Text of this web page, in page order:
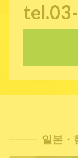
일본・